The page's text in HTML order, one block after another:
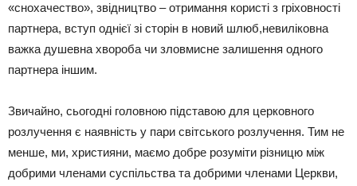
«снохачество», звідництво – отримання користі з гріховності
партнера, вступ однієї зі сторін в новий шлюб,невиліковна
важка душевна хвороба чи зловмисне залишення одного
партнера іншим.
Звичайно, сьогодні головною підставою для церковного
розлучення є наявність у пари світського розлучення. Тим не
менше, ми, християни, маємо добре розуміти різницю між
добрими членами суспільства та добрими членами Церкви,